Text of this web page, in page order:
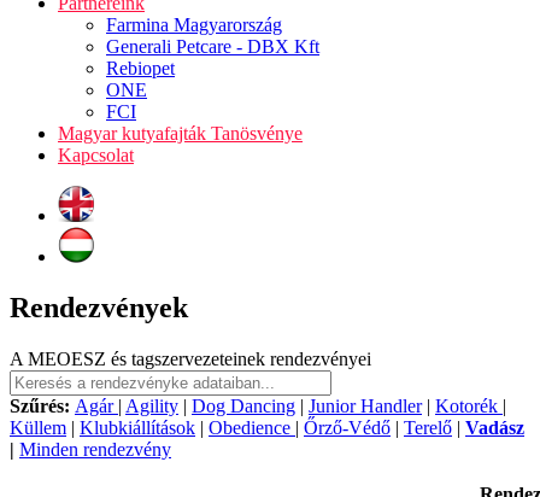
Farmina Magyarország
Generali Petcare - DBX Kft
Rebiopet
ONE
FCI
Magyar kutyafajták Tanösvénye
Kapcsolat
Rendezvények
A MEOESZ és tagszervezeteinek rendezvényei
Szűrés: Agár | Agility | Dog Dancing | Junior Handler| Kotorék |
Küllem | Klubkiállítások | Obedience | Őrző-Védő | Terelő | Vadász
| Minden rendezvény